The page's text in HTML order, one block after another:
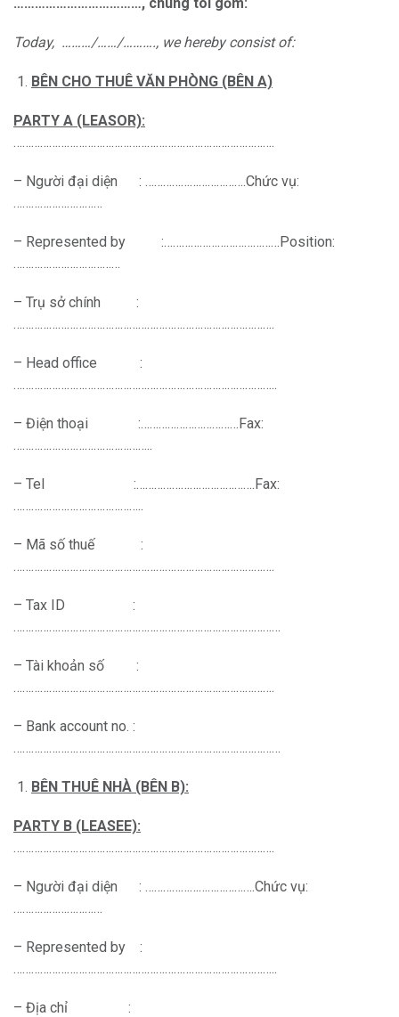
Today, ………/……/………., we hereby consist of:
BÊN CHO THUÊ VĂN PHÒNG (BÊN A)
PARTY A (LEASOR):
…………………………………………………………………………….
– Người đại diện : …………………………….Chức vụ:
…………………………
– Represented by :…………………………………Position:
………………………………
– Trụ sở chính :
…………………………………………………………………………….
– Head office :
……………………………………………………………………………..
– Điện thoại :……………………………Fax:
………………………………………..
– Tel :………………………………….Fax:
……………………………………..
– Mã số thuế :
…………………………………………………………………………….
– Tax ID :
………………………………………………………………………………
– Tài khoản số :
…………………………………………………………………………….
– Bank account no. :
………………………………………………………………………………
BÊN THUÊ NHÀ (BÊN B):
PARTY B (LEASEE):
…………………………………………………………………………….
– Người đại diện : ……………………………….Chức vụ:
…………………………
– Represented by :
……………………………………………………………………………..
– Địa chỉ :